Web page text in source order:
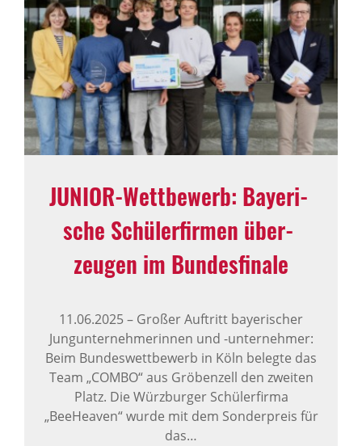
JUNIOR-Wett­be­werb: Baye­ri­
sche Schü­ler­firmen über­
zeugen im Bundes­fi­nale
11.06.2025– Großer Auftritt bayerischer
Jungunternehmerinnen und -unternehmer:
Beim Bundeswettbewerb in Köln belegte das
Team „COMBO“ aus Gröbenzell den zweiten
Platz. Die Würzburger Schülerfirma
„BeeHeaven“ wurde mit dem Sonderpreis für
das…